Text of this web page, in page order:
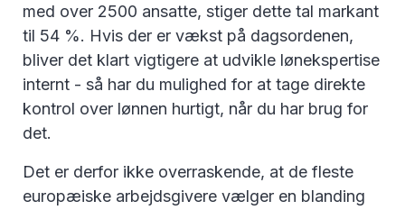
med over 2500 ansatte, stiger dette tal markant
til 54 %. Hvis der er vækst på dagsordenen,
bliver det klart vigtigere at udvikle lønekspertise
internt - så har du mulighed for at tage direkte
kontrol over lønnen hurtigt, når du har brug for
det.
Det er derfor ikke overraskende, at de fleste
europæiske arbejdsgivere vælger en blanding